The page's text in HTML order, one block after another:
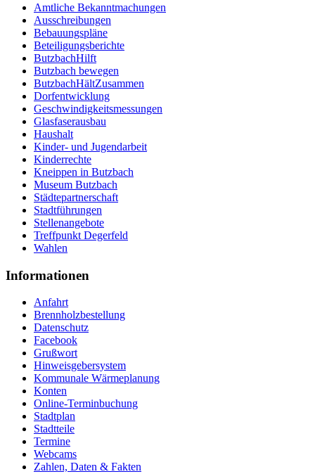
Amtliche Bekanntmachungen
Ausschreibungen
Bebauungspläne
Beteiligungsberichte
ButzbachHilft
Butzbach bewegen
ButzbachHältZusammen
Dorfentwicklung
Geschwindigkeitsmessungen
Glasfaserausbau
Haushalt
Kinder- und Jugendarbeit
Kinderrechte
Kneippen in Butzbach
Museum Butzbach
Städtepartnerschaft
Stadtführungen
Stellenangebote
Treffpunkt Degerfeld
Wahlen
Informationen
Anfahrt
Brennholzbestellung
Datenschutz
Facebook
Grußwort
Hinweisgebersystem
Kommunale Wärmeplanung
Konten
Online-Terminbuchung
Stadtplan
Stadtteile
Termine
Webcams
Zahlen, Daten & Fakten